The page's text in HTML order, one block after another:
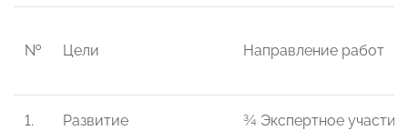
№ Цели Направление работ
1.
Развитие
¾ Экспертное участие